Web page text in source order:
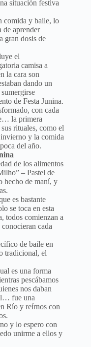
situación festiva
comida y baile, lo
de aprender
gran dosis de
el
camisa a
la cara son
dando un
de Festa Junina.
con cada
la primera
rituales, como el
y la comida
del año.
de los alimentos
– Pastel de
hecho de maní, y
es bastante
se toca en esta
todos comienzan a
cada
de baile en
tradicional, el
es una forma
pescábamos
nos daban
fue una
Río y reírnos con
y lo espero con
unirme a ellos y